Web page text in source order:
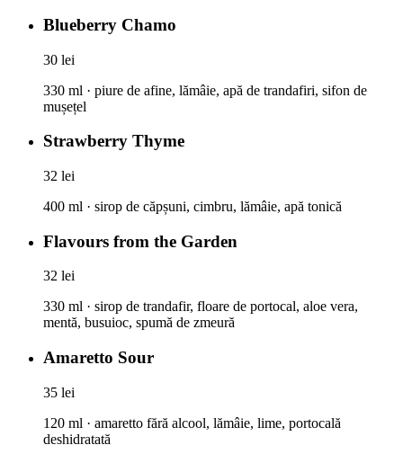
Blueberry Chamo
30 lei
330 ml · piure de afine, lămâie, apă de trandafiri, sifon de
mușețel
Strawberry Thyme
32 lei
400 ml · sirop de căpșuni, cimbru, lămâie, apă tonică
Flavours from the Garden
32 lei
330 ml · sirop de trandafir, floare de portocal, aloe vera,
mentă, busuioc, spumă de zmeură
Amaretto Sour
35 lei
120 ml · amaretto fără alcool, lămâie, lime, portocală
deshidratată